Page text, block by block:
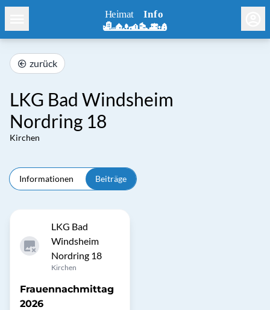
zurück
LKG Bad Windsheim
Nordring 18
Kirchen
Informationen Beiträge
LKG Bad
Windsheim
Nordring 18
Kirchen
Frauennachmittag
2026